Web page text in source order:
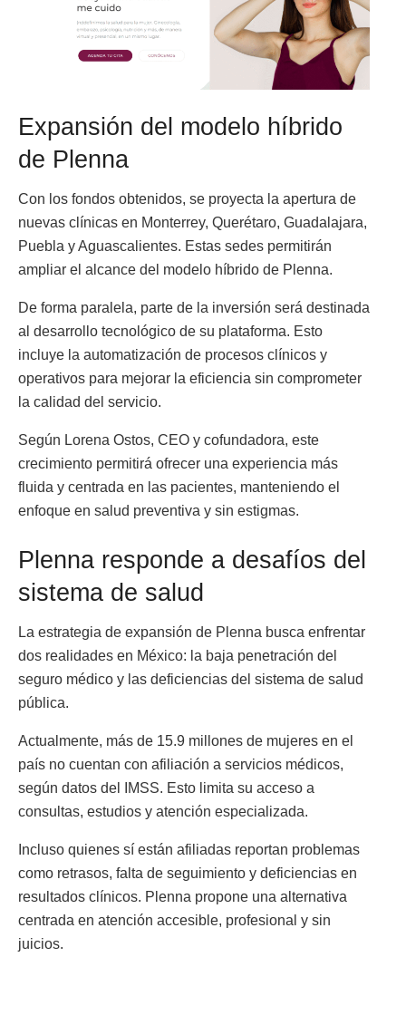
Expansión del modelo híbrido
de Plenna
Con los fondos obtenidos, se proyecta la apertura de
nuevas clínicas en Monterrey, Querétaro, Guadalajara,
Puebla y Aguascalientes. Estas sedes permitirán
ampliar el alcance del modelo híbrido de Plenna.
De forma paralela, parte de la inversión será destinada
al desarrollo tecnológico de su plataforma. Esto
incluye la automatización de procesos clínicos y
operativos para mejorar la eficiencia sin comprometer
la calidad del servicio.
Según Lorena Ostos, CEO y cofundadora, este
crecimiento permitirá ofrecer una experiencia más
fluida y centrada en las pacientes, manteniendo el
enfoque en salud preventiva y sin estigmas.
Plenna responde a desafíos del
sistema de salud
La estrategia de expansión de Plenna busca enfrentar
dos realidades en México: la baja penetración del
seguro médico y las deficiencias del sistema de salud
pública.
Actualmente, más de 15.9 millones de mujeres en el
país no cuentan con afiliación a servicios médicos,
según datos del IMSS. Esto limita su acceso a
consultas, estudios y atención especializada.
Incluso quienes sí están afiliadas reportan problemas
como retrasos, falta de seguimiento y deficiencias en
resultados clínicos. Plenna propone una alternativa
centrada en atención accesible, profesional y sin
juicios.